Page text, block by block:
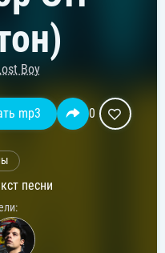
Boy
mp3 0
песни